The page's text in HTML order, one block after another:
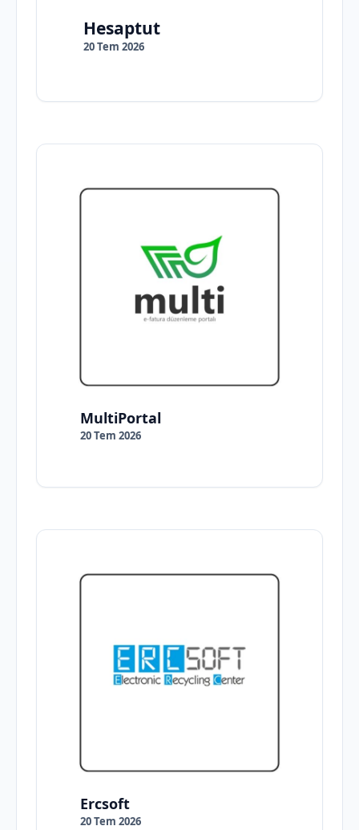
Hesaptut
20 Tem 2026
MultiPortal
20 Tem 2026
Ercsoft
20 Tem 2026